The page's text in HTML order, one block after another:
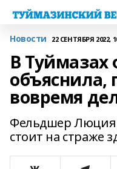
Новости 22 СЕНТЯБРЯ 2022,
В
объяснила,
вовремя
Фельдшер Люция
стоит на страже